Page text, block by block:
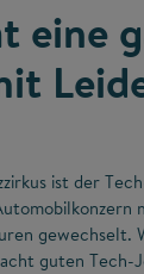
eine
ist der
gewechselt.
guten Tech-